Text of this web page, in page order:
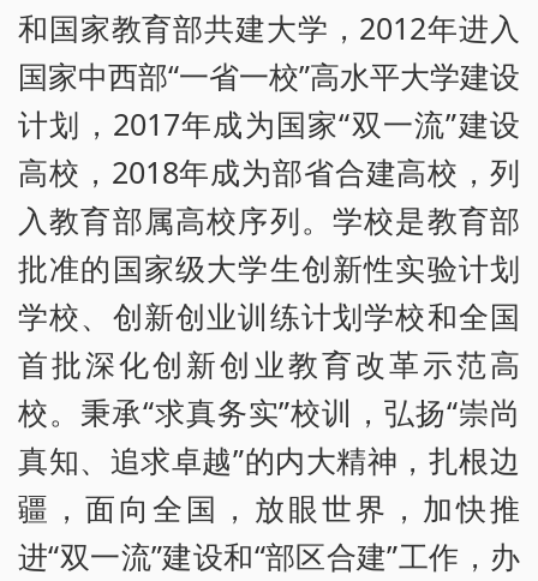
和国家教育部共建大学，2012年进入
国家中西部“一省一校”高水平大学建设
计划，2017年成为国家“双一流”建设
高校，2018年成为部省合建高校，列
入教育部属高校序列。学校是教育部
批准的国家级大学生创新性实验计划
学校、创新创业训练计划学校和全国
首批深化创新创业教育改革示范高
校。秉承“求真务实”校训，弘扬“崇尚
真知、追求卓越”的内大精神，扎根边
疆，面向全国，放眼世界，加快推
进“双一流”建设和“部区合建”工作，办